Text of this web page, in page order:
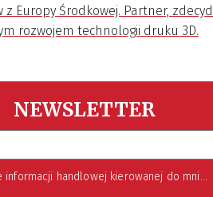
Europy Środkowej. Partner,
rozwojem technologii druku 3D.
NEWSLETTER
art. 10 ust 2 ustawy z dnia 18 lipca 2002 roku o świadczeniu usług drogą elektroniczną (Dz. U. 144 z 2002 r. poz. 1204). Zgoda jest dobrowolna, jednak jej wyrażenie jest konieczne, aby otrzymywać newsletter.